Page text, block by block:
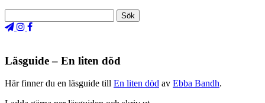
Läsguide – En liten död
Här finner du en läsguide till En liten död av Ebba Bandh.